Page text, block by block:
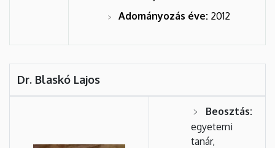
Adományozás éve: 2012
Dr. Blaskó Lajos
Beosztás:
egyetemi
tanár,